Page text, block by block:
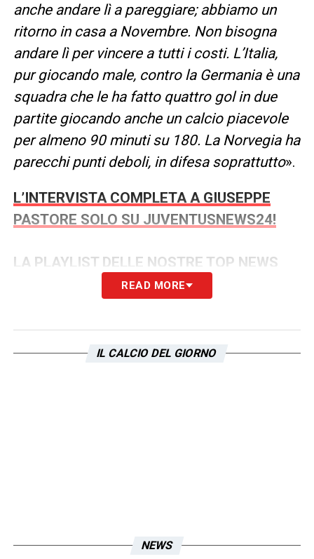
anche andare lì a pareggiare; abbiamo un
ritorno in casa a Novembre. Non bisogna
andare lì per vincere a tutti i costi. L’Italia,
pur giocando male, contro la Germania è una
squadra che le ha fatto quattro gol in due
partite giocando anche un calcio piacevole
per almeno 90 minuti su 180. La Norvegia ha
parecchi punti deboli, in difesa soprattutto».
L’INTERVISTA COMPLETA A GIUSEPPE
PASTORE SOLO SU JUVENTUSNEWS24!
LA PLAYLIST DELLE NOSTRE TOP NEWS
READ MORE
IL CALCIO DEL GIORNO
NEWS